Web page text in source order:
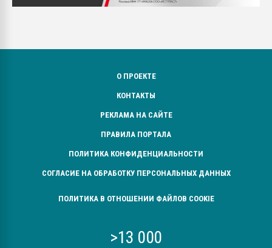
О ПРОЕКТЕ
КОНТАКТЫ
РЕКЛАМА НА САЙТЕ
ПРАВИЛА ПОРТАЛА
ПОЛИТИКА КОНФИДЕНЦИАЛЬНОСТИ
СОГЛАСИЕ НА ОБРАБОТКУ ПЕРСОНАЛЬНЫХ ДАННЫХ
ПОЛИТИКА В ОТНОШЕНИИ ФАЙЛОВ COOKIE
>13 000